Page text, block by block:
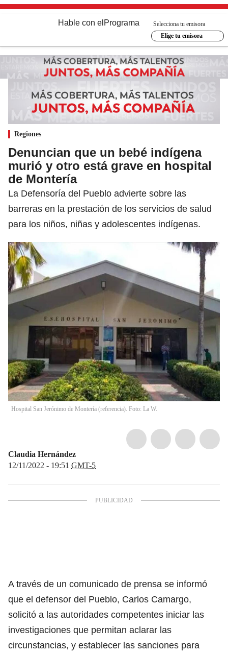
Hable con el Programa
Selecciona tu emisora
Elige tu emisora
Regiones
Denuncian que un bebé indígena
murió y otro está grave en hospital
de Montería
La Defensoría del Pueblo advierte sobre las
barreras en la prestación de los servicios de salud
para los niños, niñas y adolescentes indígenas.
Hospital San Jerónimo de Montería (referencia). Foto: La W.
Claudia Hernández
12/11/2022 - 19:51 GMT-5
A través de un comunicado de prensa se informó
que el defensor del Pueblo, Carlos Camargo,
solicitó a las autoridades competentes iniciar las
investigaciones que permitan aclarar las
circunstancias, y establecer las sanciones para